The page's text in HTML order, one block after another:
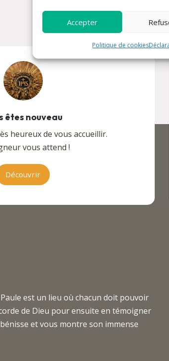
Accepter
Politique de cookies
êtes nouveau
heureux de vous accueillir.
vous attend !
Découvrir
est un lieu où chacun doit pouvoir
de Dieu pour ensuite en témoigner
et vous montre son immense